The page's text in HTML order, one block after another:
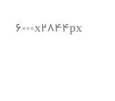
۶۰۰۰x۲۸۴۴px